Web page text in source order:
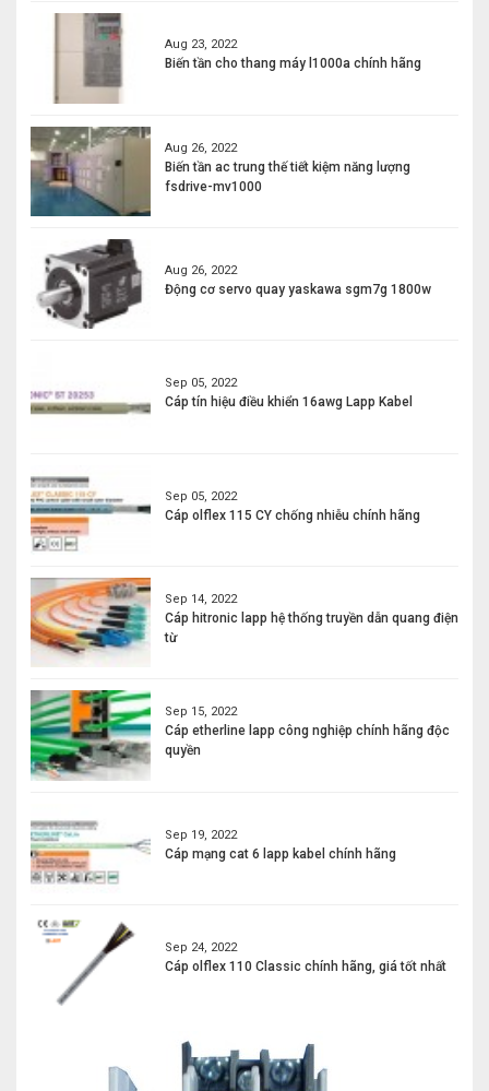
Aug 23, 2022
Biến tần cho thang máy l1000a chính hãng
Aug 26, 2022
Biến tần ac trung thế tiết kiệm năng lượng
fsdrive-mv1000
Aug 26, 2022
Động cơ servo quay yaskawa sgm7g 1800w
Sep 05, 2022
Cáp tín hiệu điều khiển 16awg Lapp Kabel
Sep 05, 2022
Cáp olflex 115 CY chống nhiễu chính hãng
Sep 14, 2022
Cáp hitronic lapp hệ thống truyền dẫn quang điện
từ
Sep 15, 2022
Cáp etherline lapp công nghiệp chính hãng độc
quyền
Sep 19, 2022
Cáp mạng cat 6 lapp kabel chính hãng
Sep 24, 2022
Cáp olflex 110 Classic chính hãng, giá tốt nhất